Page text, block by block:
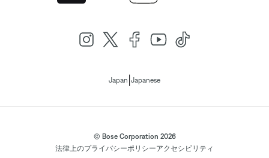
Japan Japanese
© Bose Corporation 2026
法律上のプライバシーポリシーアクセシビリティ